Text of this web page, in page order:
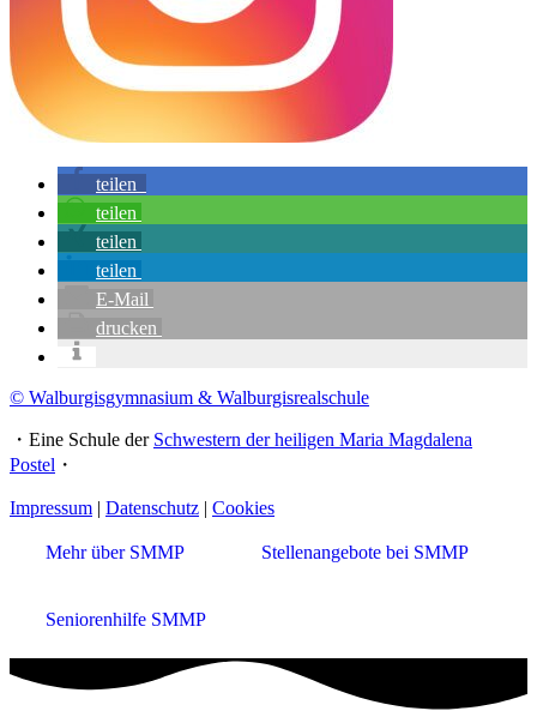
teilen
teilen
teilen
teilen
E-Mail
drucken
© Walburgisgymnasium & Walburgisrealschule
・Eine Schule der Schwestern der heiligen Maria Magdalena
Postel ・
Impressum | Datenschutz | Cookies
Mehr über SMMP Stellenangebote bei SMMP
Seniorenhilfe SMMP